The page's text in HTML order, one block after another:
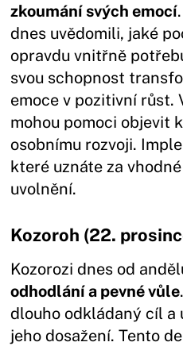
zkoumání svých emocí
dnes uvědomili, jaké
opravdu vnitřně
svou schopnost
emoce v pozitivní růst.
mohou pomoci objevit
osobnímu rozvoji.
které uznáte za
uvolnění.
Kozoroh (22.
Kozorozi dnes od
odhodlání a pevné vůle
dlouho odkládaný cíl a
jeho dosažení. Tento